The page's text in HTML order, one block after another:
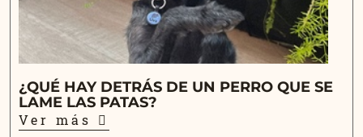
¿QUÉ HAY DETRÁS DE UN PERRO QUE SE
LAME LAS PATAS?
Ver más